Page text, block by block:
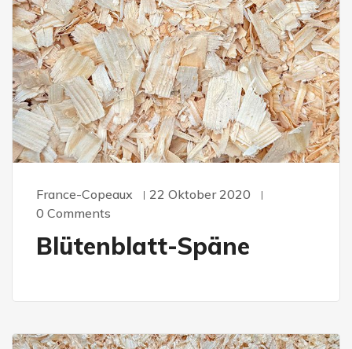
France-Copeaux
22 Oktober 2020
0 Comments
Blütenblatt-Späne